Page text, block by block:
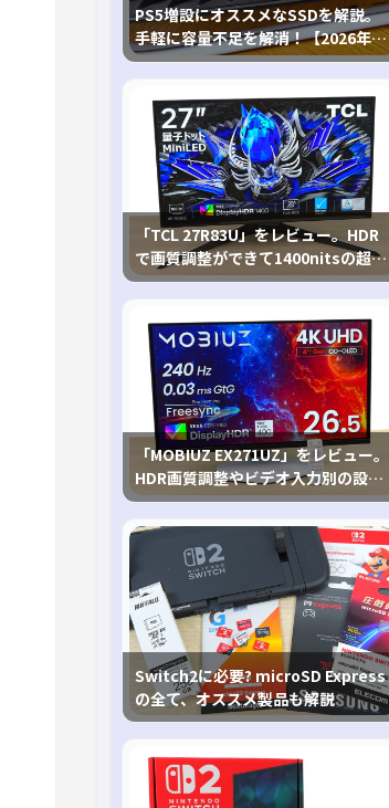
PS5増設にオススメなSSDを解説。
手軽に容量不足を解消！【2026年最
新、PS5 Proにも対応】
「TCL 27R83U」をレビュー。HDR
で画質調整ができて1400nitsの超高
輝度も発揮！
「MOBIUZ EX271UZ」をレビュー。
HDR画質調整やビデオ入力別の設定
が可能な4K有機ELゲーミングモニタ
を徹底検証
Switch2に必要? microSD Express
の全て、オススメ製品も解説